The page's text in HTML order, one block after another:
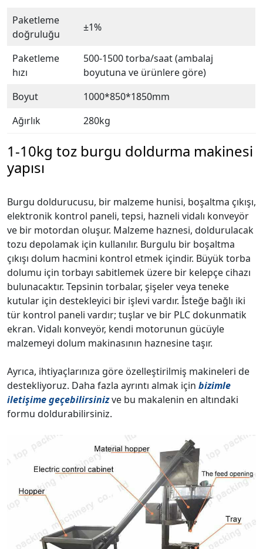
Paketleme
doğruluğu
±1%
Paketleme
hızı
500-1500 torba/saat (ambalaj
boyutuna ve ürünlere göre)
Boyut
1000*850*1850mm
Ağırlık
280kg
1-10kg toz burgu doldurma makinesi
yapısı
Burgu doldurucusu, bir malzeme hunisi, boşaltma çıkışı,
elektronik kontrol paneli, tepsi, hazneli vidalı konveyör
ve bir motordan oluşur. Malzeme haznesi, doldurulacak
tozu depolamak için kullanılır. Burgulu bir boşaltma
çıkışı dolum hacmini kontrol etmek içindir. Büyük torba
dolumu için torbayı sabitlemek üzere bir kelepçe cihazı
bulunacaktır. Tepsinin torbalar, şişeler veya teneke
kutular için destekleyici bir işlevi vardır. İsteğe bağlı iki
tür kontrol paneli vardır; tuşlar ve bir PLC dokunmatik
ekran. Vidalı konveyör, kendi motorunun gücüyle
malzemeyi dolum makinasının haznesine taşır.
Ayrıca, ihtiyaçlarınıza göre özelleştirilmiş makineleri de
destekliyoruz. Daha fazla ayrıntı almak için bizimle
iletişime geçebilirsinizve bu makalenin en altındaki
formu doldurabilirsiniz.